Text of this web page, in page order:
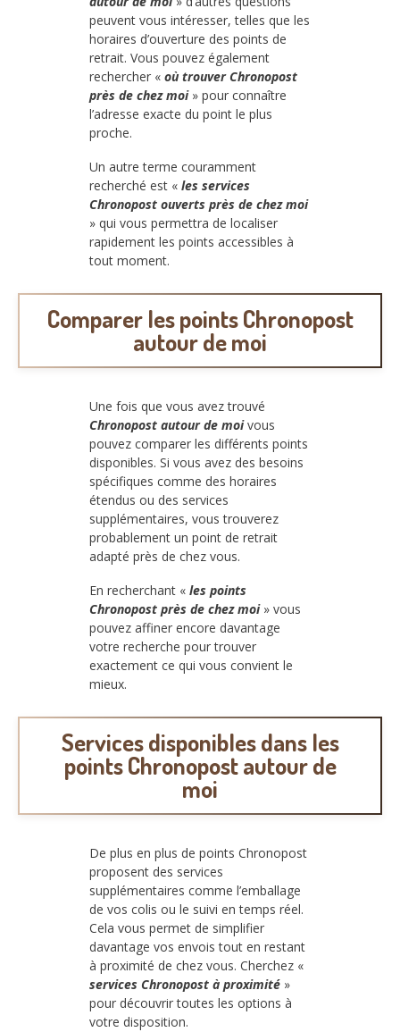
peuvent vous intéresser, telles que les
horaires d’ouverture des points de
retrait. Vous pouvez également
rechercher « où trouver Chronopost
près de chez moi» pour connaître
l’adresse exacte du point le plus
proche.
Un autre terme couramment
recherché est « les services
Chronopost ouverts près de chez moi
» qui vous permettra de localiser
rapidement les points accessibles à
tout moment.
Comparer les points Chronopost
autour de moi
Une fois que vous avez trouvé
Chronopost autour de moivous
pouvez comparer les différents points
disponibles. Si vous avez des besoins
spécifiques comme des horaires
étendus ou des services
supplémentaires, vous trouverez
probablement un point de retrait
adapté près de chez vous.
En recherchant « les points
Chronopost près de chez moi» vous
pouvez affiner encore davantage
votre recherche pour trouver
exactement ce qui vous convient le
mieux.
Services disponibles dans les
points Chronopost autour de
moi
De plus en plus de points Chronopost
proposent des services
supplémentaires comme l’emballage
de vos colis ou le suivi en temps réel.
Cela vous permet de simplifier
davantage vos envois tout en restant
à proximité de chez vous. Cherchez «
services Chronopost à proximité »
pour découvrir toutes les options à
votre disposition.